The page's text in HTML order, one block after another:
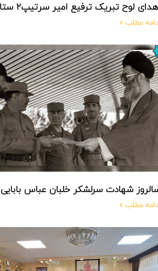
لوح تبریک ترفیع امیر سرتیپ۲ ستاد حسین صادق زاده فرمانده تیپ ۲۵ واکنش سریع شهید آبگون نزاجا مستقر در تبریز
مطلب »
شهادت سرلشکر خلبان عباس بابایی
مطلب »